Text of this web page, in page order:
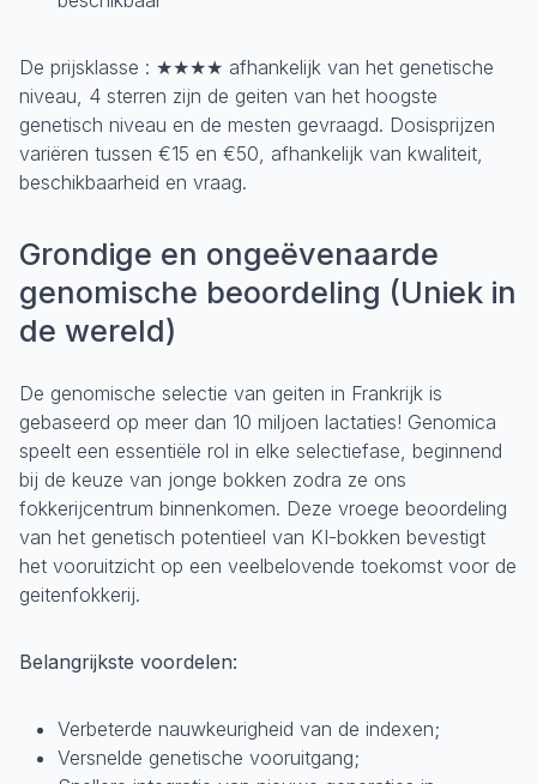
De prijsklasse : ★★★★ afhankelijk van het genetische
niveau, 4 sterren zijn de geiten van het hoogste
genetisch niveau en de mesten gevraagd. Dosisprijzen
variëren tussen €15 en €50, afhankelijk van kwaliteit,
beschikbaarheid en vraag.
Grondige en ongeëvenaarde
genomische beoordeling (Uniek in
de wereld)
De genomische selectie van geiten in Frankrijk is
gebaseerd op meer dan 10 miljoen lactaties! Genomica
speelt een essentiële rol in elke selectiefase, beginnend
bij de keuze van jonge bokken zodra ze ons
fokkerijcentrum binnenkomen. Deze vroege beoordeling
van het genetisch potentieel van KI-bokken bevestigt
het vooruitzicht op een veelbelovende toekomst voor de
geitenfokkerij.
Belangrijkste voordelen:
Verbeterde nauwkeurigheid van de indexen;
Versnelde genetische vooruitgang;